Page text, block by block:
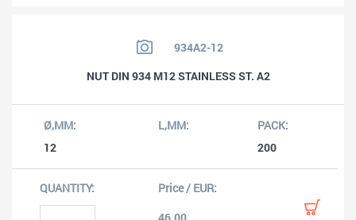
934A2-12
NUT DIN 934 M12 STAINLESS ST. A2
12 200